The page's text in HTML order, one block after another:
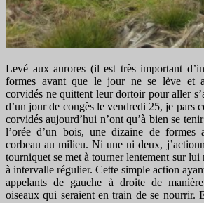
Levé aux aurores (il est très important
formes avant que le jour ne se lève et
corvidés ne quittent leur dortoir pour aller
d’un jour de congès le vendredi 25, je pars
corvidés aujourd’hui n’ont qu’à bien se
l’orée d’un bois, une dizaine de
corbeau au milieu. Ni une ni deux,
tourniquet se met à tourner lentement sur lui
à intervalle régulier. Cette simple action
appelants de gauche à droite de
oiseaux qui seraient en train de se nourrir.